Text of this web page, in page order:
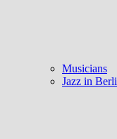
Musicians
Jazz in